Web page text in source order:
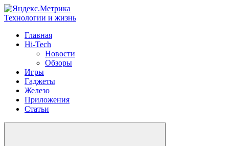
Технологии и жизнь
Главная
Hi-Tech
Новости
Обзоры
Игры
Гаджеты
Железо
Приложения
Статьи